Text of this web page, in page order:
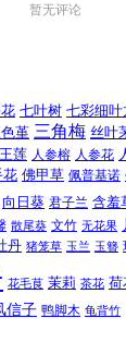
暂无评论
七叶树 七彩细叶
堇 三角梅 丝叶
莲 人参榕 人参花
花 佛甲草 佩普基诺
向日葵 君子兰 含羞
散尾葵 文竹 无花果
丹 猪笼草 玉兰 玉簪
花毛茛 茉莉 茶花 荷
信子 鸭脚木 龟背竹